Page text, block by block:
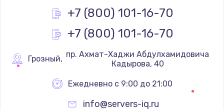
+7 (800) 101-16-70
+7 (800) 101-16-70
Грозный,
Кадырова, 40
Ежедневно с 9:00 до 21:00
info@servers-iq.ru